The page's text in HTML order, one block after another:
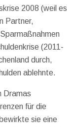
2008 (weil es
Partner,
(2011-
durch,
ablehnte.
Dramas
für die
sie eine